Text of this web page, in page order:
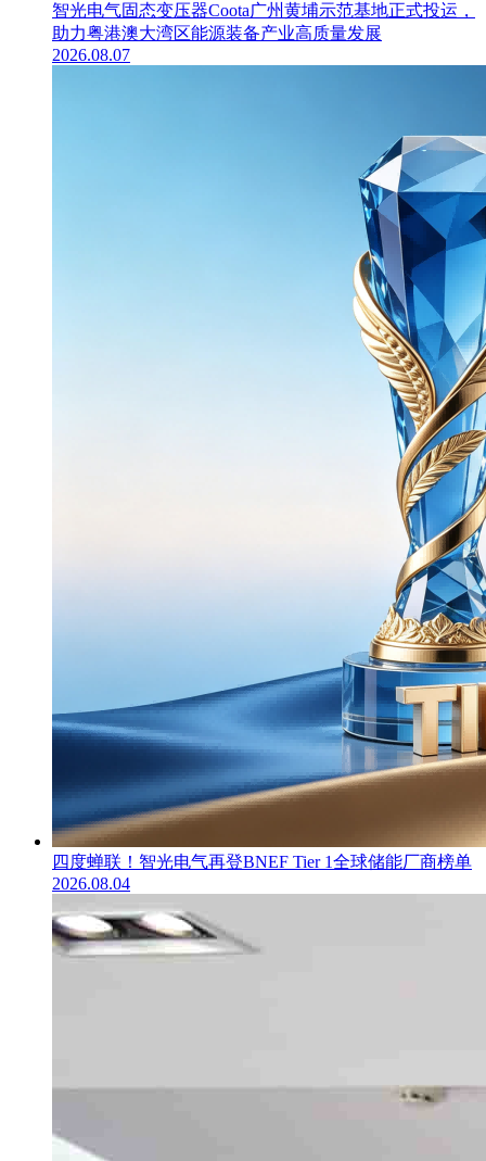
智光电气固态变压器Coota广州黄埔示范基地正式投运，
助力粤港澳大湾区能源装备产业高质量发展
2026.08.07
四度蝉联！智光电气再登BNEF Tier 1全球储能厂商榜单
2026.08.04